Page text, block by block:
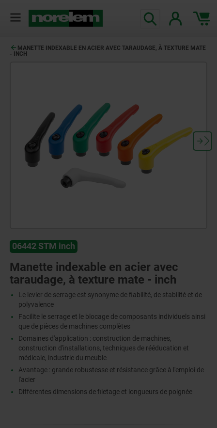
MANETTE INDEXABLE EN ACIER AVEC TARAUDAGE, À TEXTURE MATE
- INCH
06442 STM inch
Manette indexable en acier avec
taraudage, à texture mate - inch
Le levier de serrage est synonyme de fiabilité, de stabilité et de
polyvalence
Facilite le serrage et le blocage de composants individuels ainsi
que de pièces de machines complètes
Domaines d'application : construction de machines,
construction d'installations, techniques de rééducation et
médicale, industrie du meuble
Avantage : grande robustesse et résistance grâce à l'emploi de
l'acier
Différentes dimensions de filetage et longueurs de poignée